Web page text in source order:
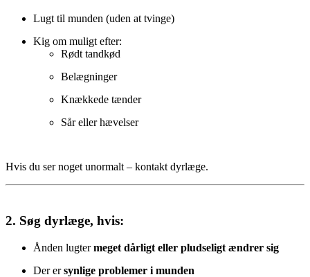
Lugt til munden (uden at tvinge)
Kig om muligt efter:
Rødt tandkød
Belægninger
Knækkede tænder
Sår eller hævelser
Hvis du ser noget unormalt – kontakt dyrlæge.
2. Søg dyrlæge, hvis:
Ånden lugtermeget dårligt eller pludseligt ændrer sig
Der ersynlige problemer i munden